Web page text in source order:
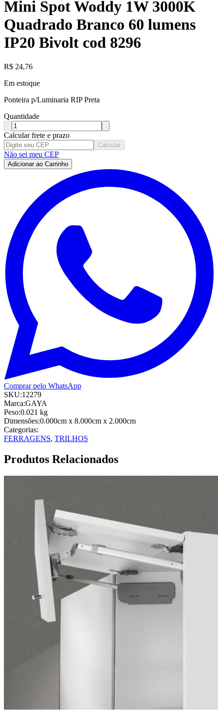
Mini Spot Woddy 1W 3000K
Quadrado Branco 60 lumens
IP20 Bivolt cod 8296
R$ 24,76
Em estoque
Ponteira p/Luminaria RIP Preta
Quantidade
Calcular frete e prazo
Calcular
Não sei meu CEP
Adicionar ao Carrinho
Comprar pelo WhatsApp
SKU:12279
Marca:GAYA
Peso:0.021 kg
Dimensões:0.000cm x 8.000cm x 2.000cm
Categorias:
FERRAGENS, TRILHOS
Produtos Relacionados